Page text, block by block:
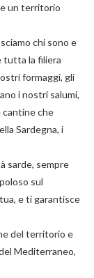
un territorio
chi sono e
tutta la filiera
formaggi, gli
i nostri salumi,
cantine che
Sardegna, i
sarde, sempre
sul
e ti garantisce
del territorio e
Mediterraneo,